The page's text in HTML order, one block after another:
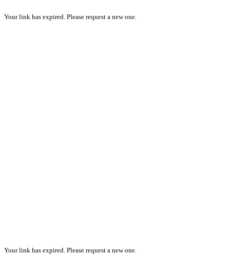
Your link has expired. Please request a new one.
Your link has expired. Please request a new one.